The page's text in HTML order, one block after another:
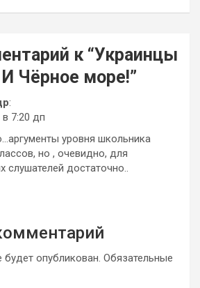
к “Украинцы
Чёрное море!”
:
в 7:20 дп
уровня школьника
но , очевидно, для
слушателей достаточно..
опубликован. Обязательные